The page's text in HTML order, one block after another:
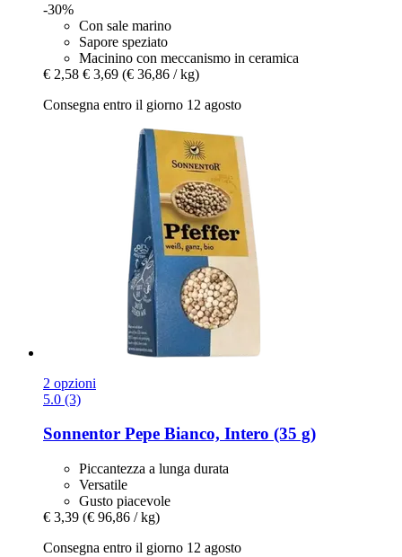
-30%
Con sale marino
Sapore speziato
Macinino con meccanismo in ceramica
€ 2,58 € 3,69 (€ 36,86 / kg)
Consegna entro il giorno 12 agosto
2 opzioni
5.0 (3)
Sonnentor Pepe Bianco, Intero (35 g)
Piccantezza a lunga durata
Versatile
Gusto piacevole
€ 3,39 (€ 96,86 / kg)
Consegna entro il giorno 12 agosto